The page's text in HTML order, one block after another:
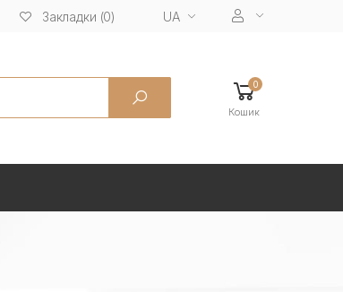
Закладки (0) UA
0
Кошик